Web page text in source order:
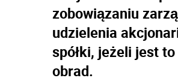
zobowiązaniu
udzielenia
spółki, jeżeli jest
obrad.